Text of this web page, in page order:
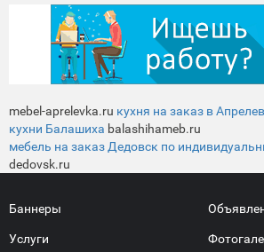
mebel-aprelevka.ru кухня на заказ в
кухни Балашиха balashihameb.ru
мебель на заказ Дедовск по
dedovsk.ru
Баннеры
Услуги